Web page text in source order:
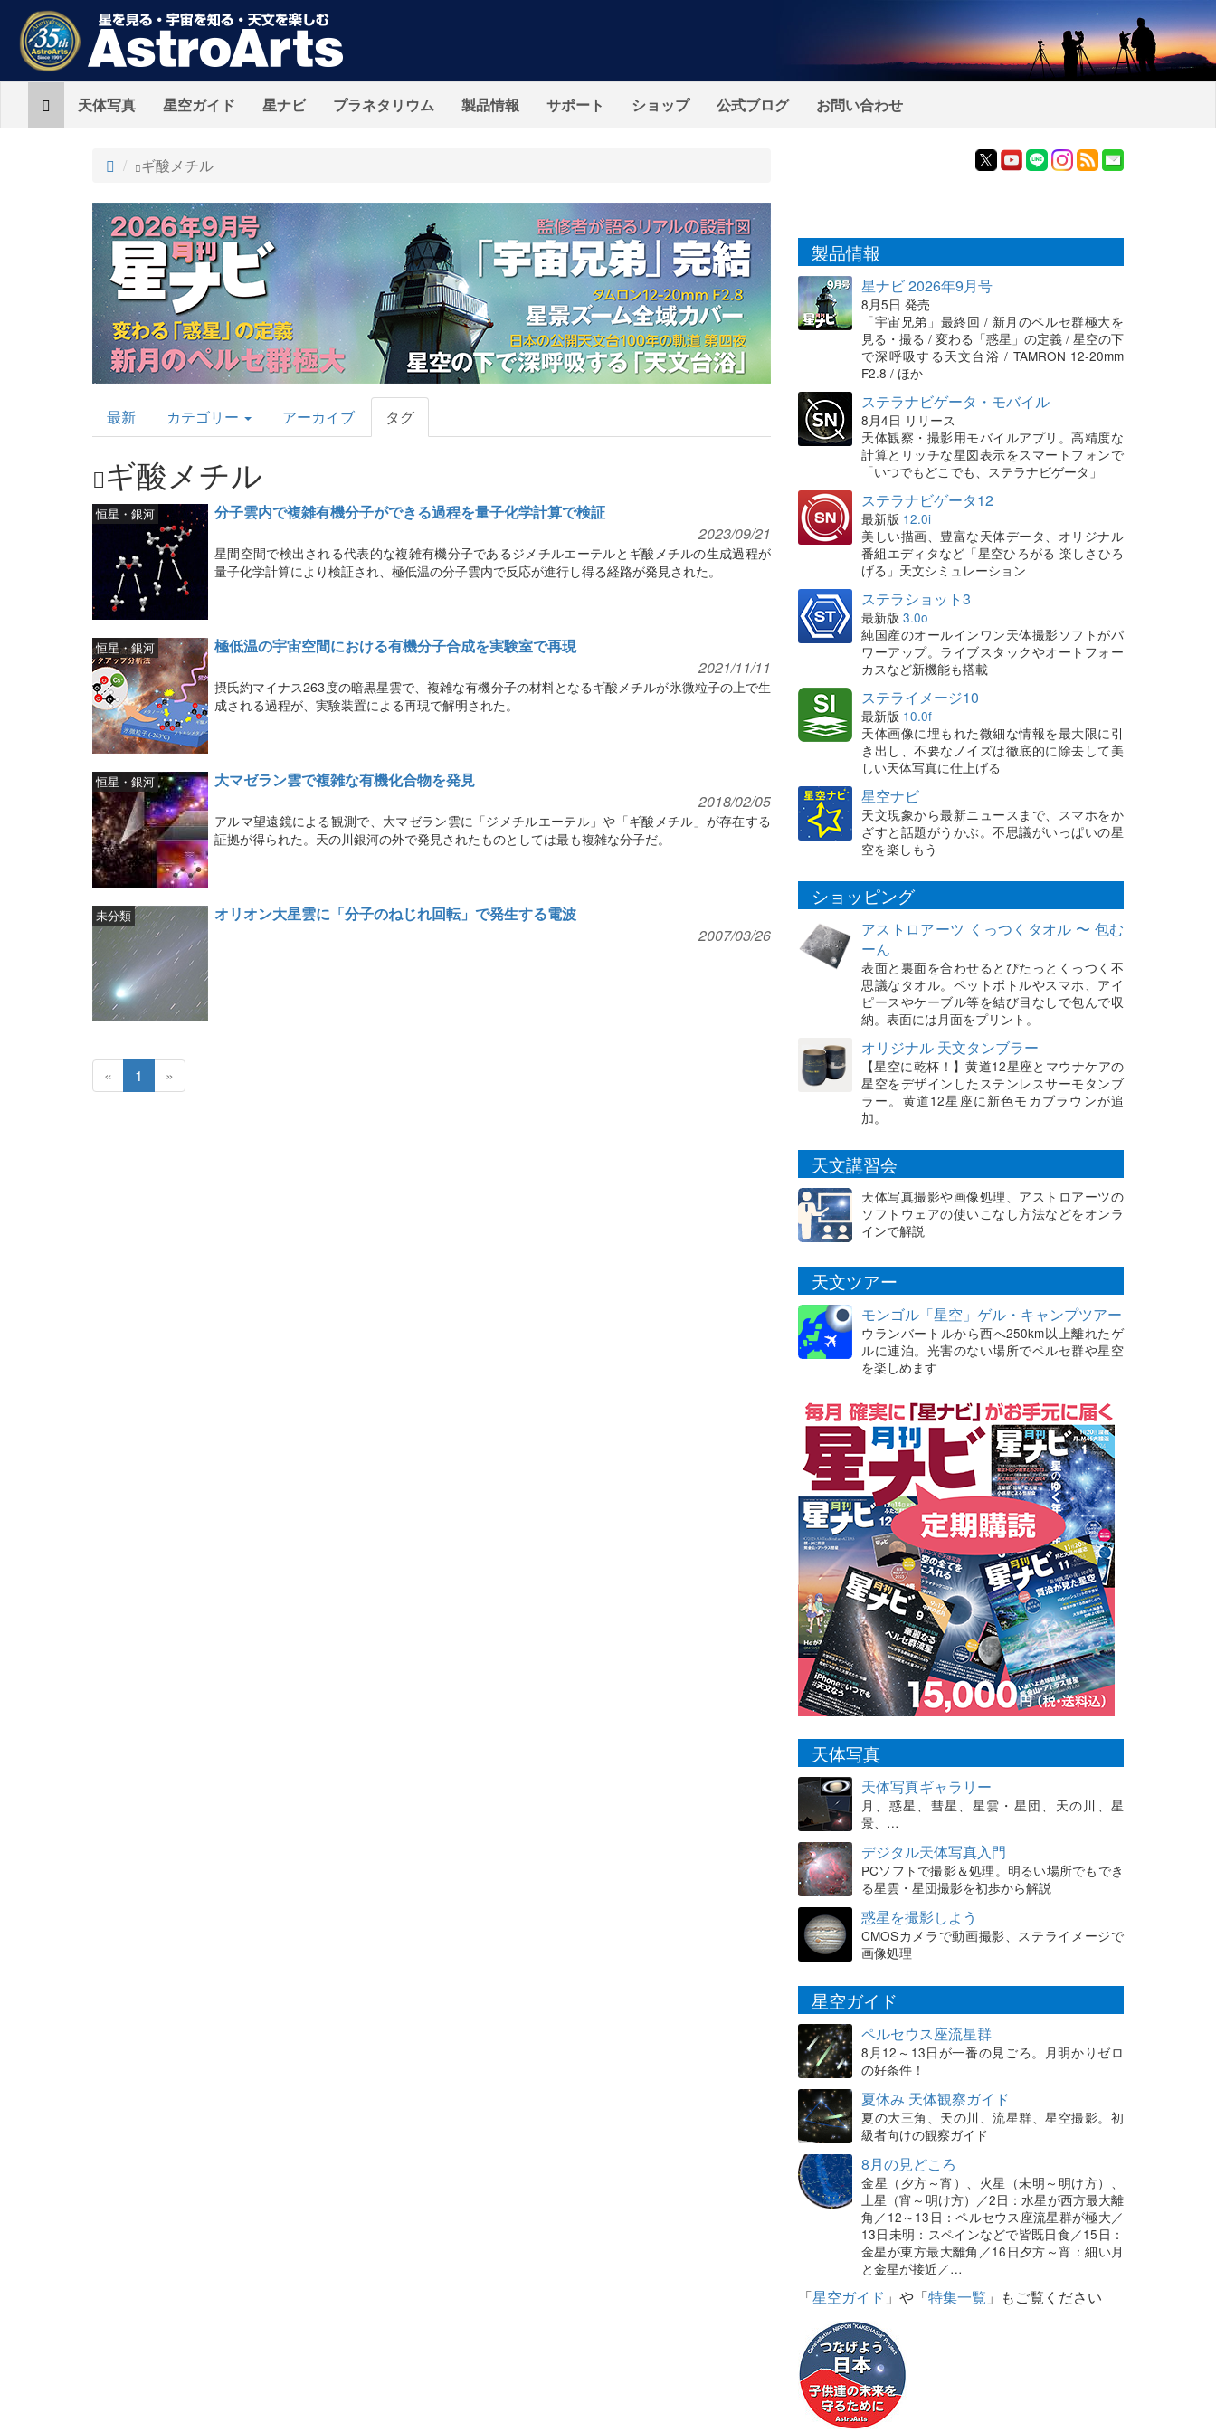
Home天体写真 星空ガイド 星ナビ プラネタリウム 製品情報 サポート ショップ 公式ブログ お問い合わせ
ト
プ
ギ酸メチル
AstroArts
Topics
最新 カテゴリー アーカイブ タグ
ギ酸メチル
分子雲内で複雑有機分子ができる過程を量子化学計算で検証
恒星・銀河
2023/09/21
星間空間で検出される代表的な複雑有機分子であるジメチルエーテルとギ酸メチルの生成過程が
量子化学計算により検証され、極低温の分子雲内で反応が進行し得る経路が発見された。
極低温の宇宙空間における有機分子合成を実験室で再現
恒星・銀河
2021/11/11
摂氏約マイナス263度の暗黒星雲で、複雑な有機分子の材料となるギ酸メチルが氷微粒子の上で生
成される過程が、実験装置による再現で解明された。
大マゼラン雲で複雑な有機化合物を発見
恒星・銀河
2018/02/05
アルマ望遠鏡による観測で、大マゼラン雲に「ジメチルエーテル」や「ギ酸メチル」が存在する
証拠が得られた。天の川銀河の外で発見されたものとしては最も複雑な分子だ。
オリオン大星雲に「分子のねじれ回転」で発生する電波
未分類
2007/03/26
« 1 »
製品情報
星ナビ 2026年9月号
8月5日 発売
「宇宙兄弟」最終回 / 新月のペルセ群極大を
見る・撮る / 変わる「惑星」の定義 / 星空の下
で深呼吸する天文台浴 / TAMRON 12-20mm
F2.8 / ほか
ステラナビゲータ・モバイル
8月4日 リリース
天体観察・撮影用モバイルアプリ。高精度な
計算とリッチな星図表示をスマートフォンで
「いつでもどこでも、ステラナビゲータ」
ステラナビゲータ12
最新版 12.0i
美しい描画、豊富な天体データ、オリジナル
番組エディタなど「星空ひろがる 楽しさひろ
げる」天文シミュレーション
ステラショット3
最新版 3.0o
純国産のオールインワン天体撮影ソフトがパ
ワーアップ。ライブスタックやオートフォー
カスなど新機能も搭載
ステライメージ10
最新版 10.0f
天体画像に埋もれた微細な情報を最大限に引
き出し、不要なノイズは徹底的に除去して美
しい天体写真に仕上げる
星空ナビ
天文現象から最新ニュースまで、スマホをか
ざすと話題がうかぶ。不思議がいっぱいの星
空を楽しもう
ショッピング
アストロアーツ くっつくタオル 〜 包む
ーん
表面と裏面を合わせるとぴたっとくっつく不
思議なタオル。ペットボトルやスマホ、アイ
ピースやケーブル等を結び目なしで包んで収
納。表面には月面をプリント。
オリジナル 天文タンブラー
【星空に乾杯！】黄道12星座とマウナケアの
星空をデザインしたステンレスサーモタンブ
ラー。黄道12星座に新色モカブラウンが追
加。
天文講習会
天体写真撮影や画像処理、アストロアーツの
ソフトウェアの使いこなし方法などをオンラ
インで解説
天文ツアー
モンゴル「星空」ゲル・キャンプツアー
ウランバートルから西へ250km以上離れたゲ
ルに連泊。光害のない場所でペルセ群や星空
を楽しめます
天体写真
天体写真ギャラリー
月、惑星、彗星、星雲・星団、天の川、星
景、…
デジタル天体写真入門
PCソフトで撮影＆処理。明るい場所でもでき
る星雲・星団撮影を初歩から解説
惑星を撮影しよう
CMOSカメラで動画撮影、ステライメージで
画像処理
星空ガイド
ペルセウス座流星群
8月12～13日が一番の見ごろ。月明かりゼロ
の好条件！
夏休み 天体観察ガイド
夏の大三角、天の川、流星群、星空撮影。初
級者向けの観察ガイド
8月の見どころ
金星（夕方～宵）、火星（未明～明け方）、
土星（宵～明け方）／2日：水星が西方最大離
角／12～13日：ペルセウス座流星群が極大／
13日未明：スペインなどで皆既日食／15日：
金星が東方最大離角／16日夕方～宵：細い月
と金星が接近／…
「星空ガイド 」や「特集一覧 」もご覧ください